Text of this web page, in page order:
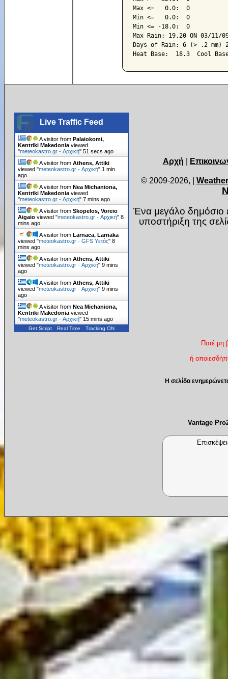
Max <=   0.0:  0
Min <=   0.0:  0
Min <= -18.0:  0
Max Rain: 19.20 ON 03/11/
Days of Rain: 6 (> .2 mm)
Live Traffic Feed
A visitor fromPalaiokomi,
Kentriki Makedonia viewed
"meteokastro.gr - Αρχική"53 secs ago
A visitor fromAthens, Attiki
viewed "meteokastro.gr - Αρχική" 1 min
ago
A visitor fromNea Michaniona,
Kentriki Makedonia viewed
"meteokastro.gr - Αρχική"7 mins ago
A visitor fromSkopelos, Voreio
Aigaio viewed "meteokastro.gr - Αρχική"8
mins ago
A visitor fromLarnaca, Larnaka
viewed "meteokastro.gr - GFS Υετός"8
mins ago
A visitor fromAthens, Attiki
viewed "meteokastro.gr - Αρχική"9 mins
ago
A visitor fromAthens, Attiki
viewed "meteokastro.gr - Αρχική"10 mins
ago
A visitor fromNea Michaniona,
Kentriki Makedonia viewed
"meteokastro.gr - Αρχική" 15 mins ago
Get Script Real Time Tracking ON
Αρχή |
© 2009-2026, |
Ένα μεγάλο δημόσιο
υποστήριξη της
Ποτέ μη
ή
Η σελίδα
Vantage